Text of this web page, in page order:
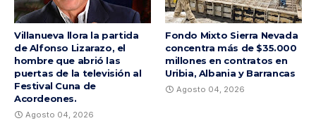
Villanueva llora la partida
de Alfonso Lizarazo, el
hombre que abrió las
puertas de la televisión al
Festival Cuna de
Acordeones.
Agosto 04, 2026
Fondo Mixto Sierra Nevada
concentra más de $35.000
millones en contratos en
Uribia, Albania y Barrancas
Agosto 04, 2026